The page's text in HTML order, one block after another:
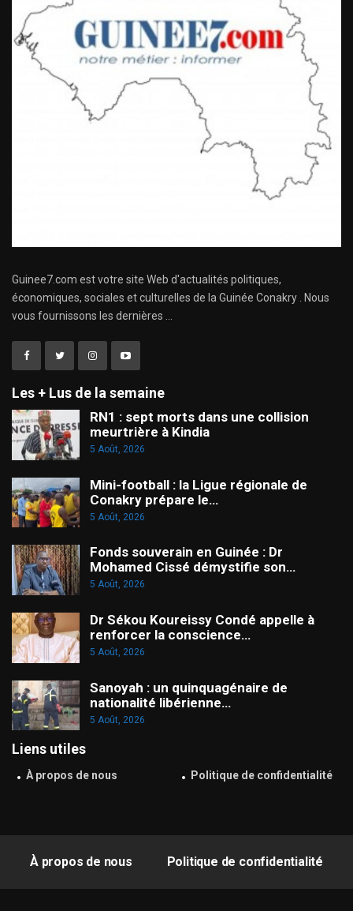
Guinee7.com est votre site Web d'actualités politiques,
économiques, sociales et culturelles de la Guinée Conakry . Nous
vous fournissons les dernières ...
Les + Lus de la semaine
RN1 : sept morts dans une collision
meurtrière à Kindia
5 Août, 2026
Mini-football : la Ligue régionale de
Conakry prépare le…
5 Août, 2026
Fonds souverain en Guinée : Dr
Mohamed Cissé démystifie son…
5 Août, 2026
Dr Sékou Koureissy Condé appelle à
renforcer la conscience…
5 Août, 2026
Sanoyah : un quinquagénaire de
nationalité libérienne…
5 Août, 2026
Liens utiles
À propos de nous Politique de confidentialité
À propos de nous Politique de confidentialité